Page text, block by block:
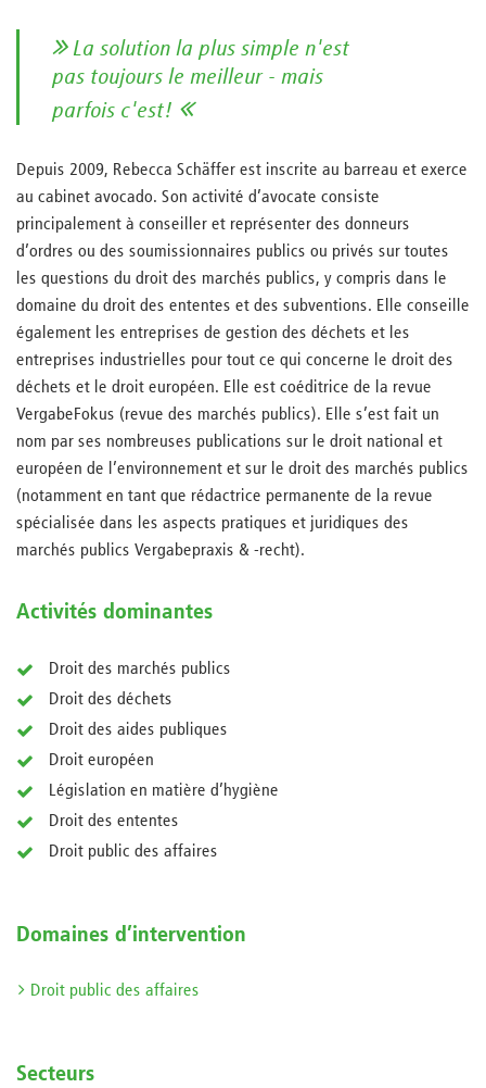
La solution la plus simple n'est
pas toujours le meilleur - mais
parfois c'est!
Depuis 2009, Rebecca Schäffer est inscrite au barreau et exerce
au cabinet avocado. Son activité d’avocate consiste
principalement à conseiller et représenter des donneurs
d’ordres ou des soumissionnaires publics ou privés sur toutes
les questions du droit des marchés publics, y compris dans le
domaine du droit des ententes et des subventions. Elle conseille
également les entreprises de gestion des déchets et les
entreprises industrielles pour tout ce qui concerne le droit des
déchets et le droit européen. Elle est coéditrice de la revue
VergabeFokus (revue des marchés publics). Elle s’est fait un
nom par ses nombreuses publications sur le droit national et
européen de l’environnement et sur le droit des marchés publics
(notamment en tant que rédactrice permanente de la revue
spécialisée dans les aspects pratiques et juridiques des
marchés publics Vergabepraxis & -recht).
Activités dominantes
Droit des marchés publics
Droit des déchets
Droit des aides publiques
Droit européen
Législation en matière d’hygiène
Droit des ententes
Droit public des affaires
Domaines d’intervention
Droit public des affaires
Secteurs